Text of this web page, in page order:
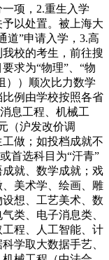
项，2.重生入学
以处置。被上海大
道”申请入学，3.高
校的考生，前往搜
求为“物理”、“物
））顺次比力数学
例由学校按照各省
息工程、机械工
（沪发改价调
工做；如投档成就不
首选科目为“汗青”
就、数学成就；戏
美术学、绘画、雕
想、工艺美术、数
类、电子消息类、
程、人工智能、计
学取大数据手艺、